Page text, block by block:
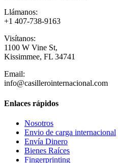
Llámanos:
+1 407-738-9163
Visítanos:
1100 W Vine St,
Kissimmee, FL 34741
Email:
info@casillerointernacional.com
Enlaces rápidos
Nosotros
Envio de carga internacional
Envía Dinero
Bienes Raíces
Fingerprinting